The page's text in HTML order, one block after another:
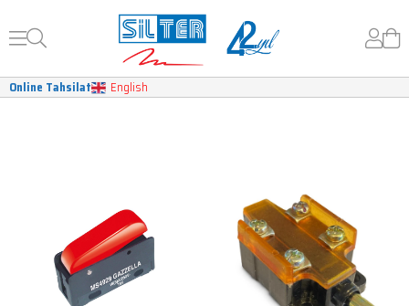
Online Tahsilat English